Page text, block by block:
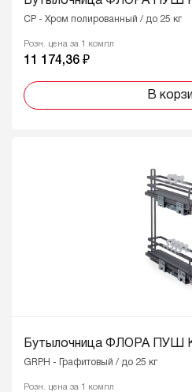
CP - Хром полированный / до 25 кг
Розн. цена за 1 компл
11 174,36 ₽
В
Бутылочница ФЛОРА ПУШ
GRPH - Графитовый / до 25 кг
Розн. цена за 1 компл